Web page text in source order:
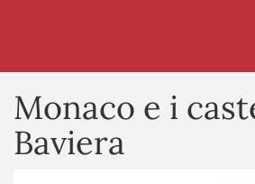
Monaco e i
Baviera